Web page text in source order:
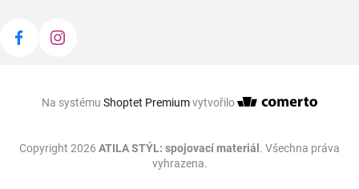
Na systému Shoptet Premiumvytvořilo
Copyright 2026 ATILA STÝL: spojovací materiál. Všechna práva
vyhrazena.